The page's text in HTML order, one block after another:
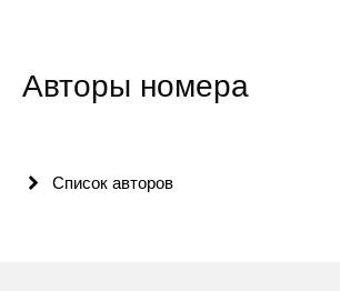
Авторы номера
Список авторов